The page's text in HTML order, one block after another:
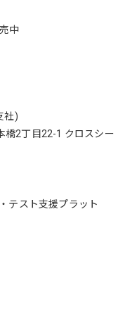
中
社)
橋2丁目22-1 クロスシー
テスト支援プラット